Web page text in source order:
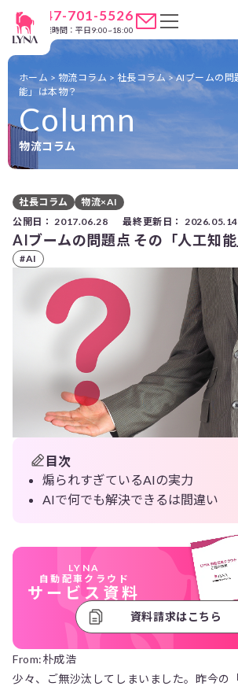
047-701-5526
営業時間：平日9:00~18:00
Column
物流コラム
ホーム > 物流コラム > 社長コラム>AIブームの問
能」は本物？
社長コラム
物流×AI
公開日： 2017.06.28 最終更新日： 2026.05.14
AIブームの問題点 その「人工知
#AI
目次
煽られすぎているAIの実力
AIで何でも解決できるは間違い
LYNA
自動配車クラウド
サービス資料
資料請求はこちら
From:朴成浩
少々、ご無沙汰してしまいました。昨今の